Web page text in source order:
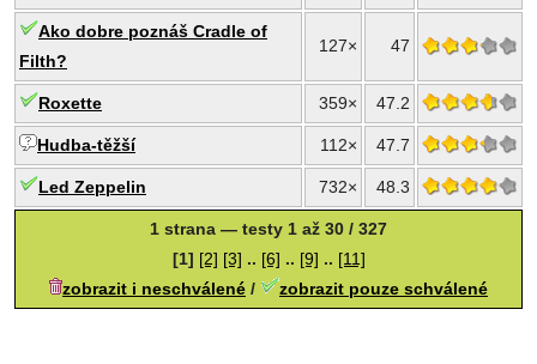
Ako dobre poznáš Cradle of
Filth?
127× 47
Roxette 359× 47.2
Hudba-těžší 112× 47.7
Led Zeppelin 732× 48.3
1 strana — testy 1 až 30 / 327
[1] [2] [3] .. [6] .. [9] .. [11]
zobrazit i neschválené / zobrazit pouze schválené